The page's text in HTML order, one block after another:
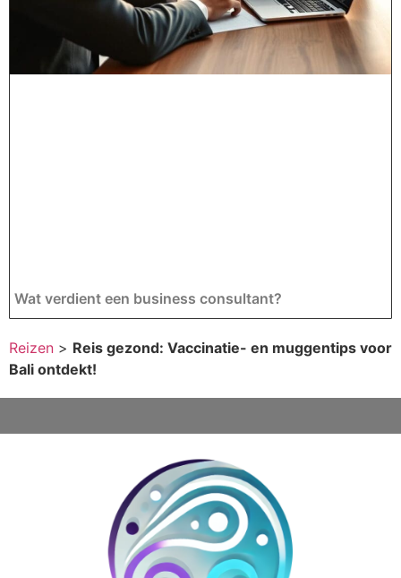
Wat verdient een business consultant?
Reizen > Reis gezond: Vaccinatie- en muggentips voor
Bali ontdekt!